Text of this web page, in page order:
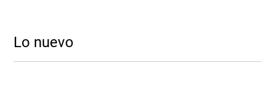
Lo nuevo